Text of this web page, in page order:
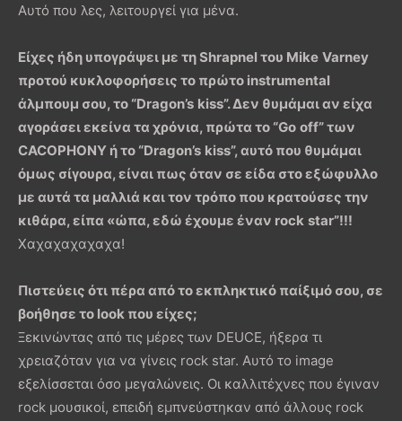
Αυτό που λες, λειτουργεί για μένα.
Είχες ήδη υπογράψει με τηShrapnel του Mike Varney
προτού κυκλοφορήσεις το πρώτο instrumental
άλμπουμ σου, το “Dragon’s kiss”. Δεν θυμάμαι αν είχα
αγοράσει εκείνα τα χρόνια, πρώτα το “Go off” των
CACOPHONY ή το “Dragon’s kiss”, αυτό που θυμάμαι
όμως σίγουρα, είναι πως όταν σε είδα στο εξώφυλλο
με αυτά τα μαλλιά και τον τρόπο που κρατούσες την
κιθάρα, είπα «ώπα, εδώ έχουμε έναν rock star”!!!
Χαχαχαχαχαχα!
Πιστεύεις ότι πέρα από το εκπληκτικό παίξιμό σου, σε
βοήθησε το look που είχες;
Ξεκινώντας από τις μέρες των DEUCE, ήξερα τι
χρειαζόταν για να γίνεις rock star. Αυτό το image
εξελίσσεται όσο μεγαλώνεις. Οι καλλιτέχνες που έγιναν
rock μουσικοί, επειδή εμπνεύστηκαν από άλλους rock